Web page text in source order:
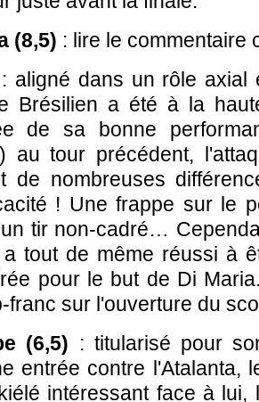
(8,5) : lire le commentaire
: aligné dans un rôle axial
Brésilien a été à la
de sa bonne
au tour précédent,
de nombreuses
! Une frappe sur le
tir non-cadré…
tout de même réussi à
pour le but de Di
franc sur l'ouverture du
(6,5) : titularisé pour
entrée contre l'Atalanta,
intéressant face à lui,